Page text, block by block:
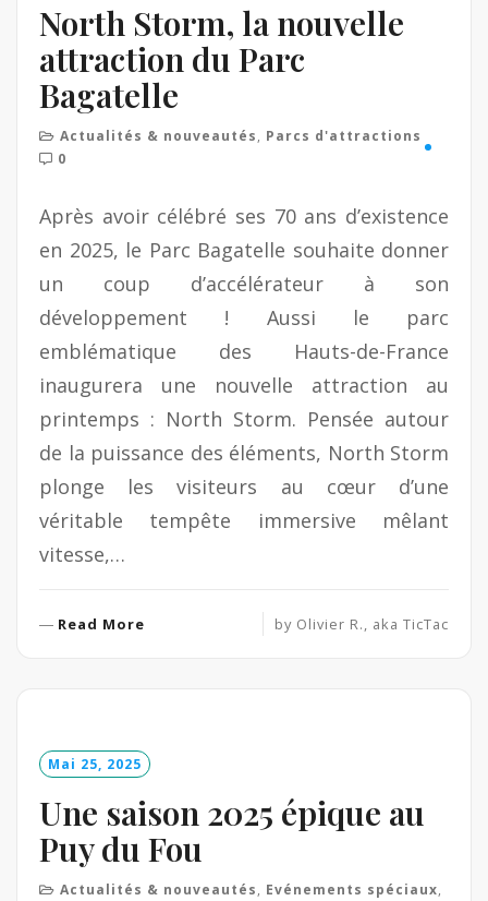
North Storm, la nouvelle
attraction du Parc
Bagatelle
Actualités & nouveautés, Parcs d'attractions
0
Après avoir célébré ses 70 ans d’existence
en 2025, le Parc Bagatelle souhaite donner
un coup d’accélérateur à son
développement ! Aussi le parc
emblématique des Hauts-de-France
inaugurera une nouvelle attraction au
printemps : North Storm. Pensée autour
de la puissance des éléments, North Storm
plonge les visiteurs au cœur d’une
véritable tempête immersive mêlant
vitesse,…
Read More
r
by Olivier R., aka TicTac
Mai 25, 2025
Une saison 2025 épique au
Puy du Fou
Actualités & nouveautés, Evénements spéciaux,